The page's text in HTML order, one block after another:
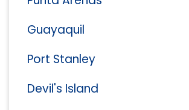
Guayaquil
Port Stanley
Devil's Island